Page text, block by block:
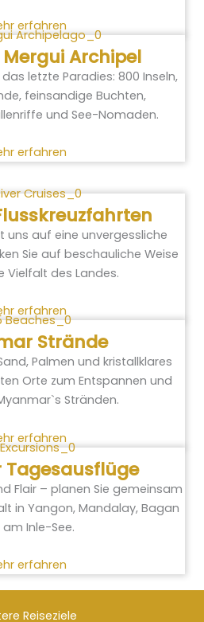
erfahren
Archipel
letzte Paradies: 800 Inseln,
feinsandige Buchten,
und See-Nomaden.
erfahren
uns auf eine unvergessliche
Sie auf beschauliche Weise
Vielfalt des Landes.
erfahren
Strände
Palmen und kristallklares
Orte zum Entspannen und
Stränden.
erfahren
Flair – planen Sie gemeinsam
in Yangon, Mandalay, Bagan
Inle-See.
erfahren
Reiseziele